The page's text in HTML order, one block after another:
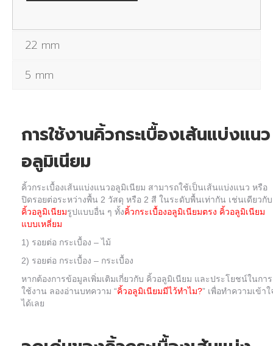
22 mm
5 mm
การใช้งานคิ้วกระเบื้องเส้นแบ่งแนว
อลูมิเนียม
คิ้วกระเบื้องเส้นแบ่งแนวอลูมิเนียม สามารถใช้เป็นเส้นแบ่งแนว หรือ
ปิดรอยต่อระหว่างพื้น 2 วัสดุ หรือ 2 สี ในระดับพื้นเท่ากัน เช่นเดียวกับ
คิ้วอลูมิเนียมรูปแบบอื่น ๆ ทั้งคิ้วกระเบื้องอลูมิเนียมตรง คิ้วอลูมิเนียม
แบบเหลี่ยม
1) รอยต่อ กระเบื้อง – ไม้
2) รอยต่อ กระเบื้อง – กระเบื้อง
หากต้องการข้อมูลเพิ่มเติมเกี่ยวกับ คิ้วอลูมิเนียม และประโยชน์ในการ
ใช้งาน ลองอ่านบทความ “คิ้วอลูมิเนียมมีไว้ทำไม?” เพื่อทำความเข้าใ
ได้เลย